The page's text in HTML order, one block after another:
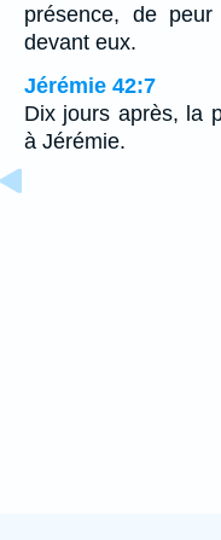
présence, de
devant eux.
Jérémie 42:7
Dix jours après, la
à Jérémie.